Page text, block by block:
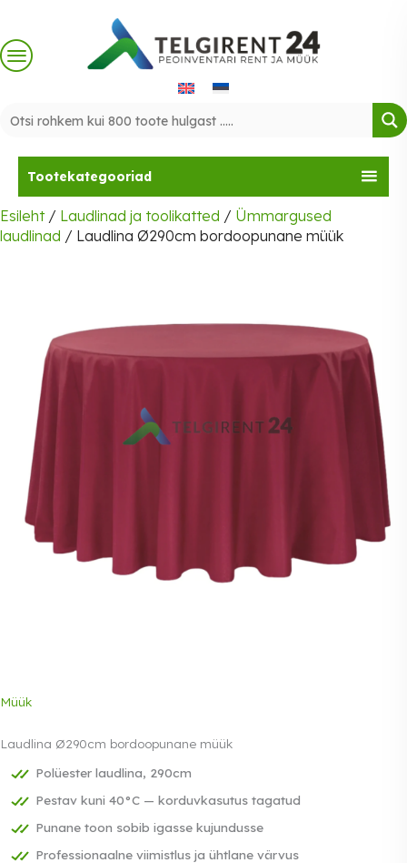
content
Tootekategooriad
Esileht/ Laudlinad ja toolikatted / Ümmargused
laudlinad / Laudlina Ø290cm bordoopunane müük
Müük
Laudlina Ø290cm bordoopunane müük
Polüester laudlina, 290cm
Pestav kuni 40°C — korduvkasutus tagatud
Punane toon sobib igasse kujundusse
Professionaalne viimistlus ja ühtlane värvus